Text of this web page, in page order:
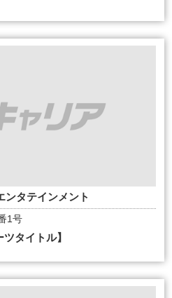
ンタテインメント
1号
タイトル】